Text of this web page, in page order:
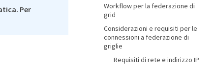
Per
Workflow per la federazione di
grid
Considerazioni e requisiti per le
connessioni a federazione di
griglie
Requisiti di rete e indirizzo IP